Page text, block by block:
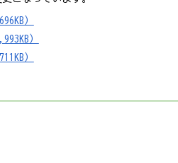
）
）
）